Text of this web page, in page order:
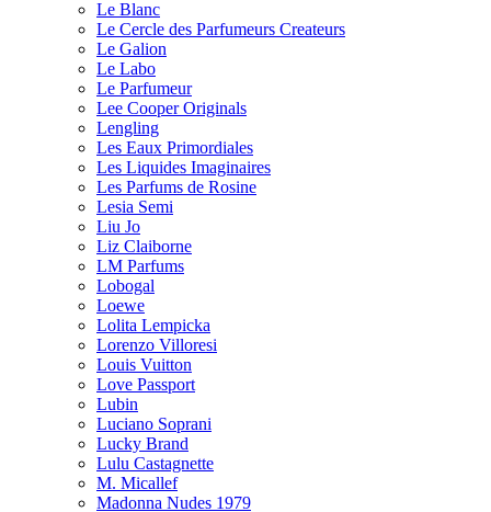
Le Blanc
Le Cercle des Parfumeurs Createurs
Le Galion
Le Labo
Le Parfumeur
Lee Cooper Originals
Lengling
Les Eaux Primordiales
Les Liquides Imaginaires
Les Parfums de Rosine
Lesia Semi
Liu Jo
Liz Claiborne
LM Parfums
Lobogal
Loewe
Lolita Lempicka
Lorenzo Villoresi
Louis Vuitton
Love Passport
Lubin
Luciano Soprani
Lucky Brand
Lulu Castagnette
M. Micallef
Madonna Nudes 1979